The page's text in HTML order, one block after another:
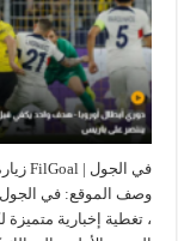
، تغطية إخبارية